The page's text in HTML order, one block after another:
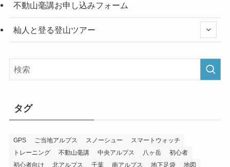
不動山毫講お申し込みフォーム
杣人と登る登山ツアー
タグ
GPS ご当地アルプス スノーシュー
スマートウォッチ
トレーニング
不動山毫講 中央アルプス 八ヶ岳
初心者
初心者向け
北アルプス 千葉 南アルプス 地下足袋 地図